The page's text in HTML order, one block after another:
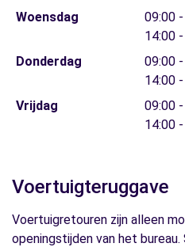
Woensdag
09:00
14:00
Donderdag
09:00
14:00
Vrijdag
09:00
14:00
Voertuigteruggave
Voertuigretouren zijn alleen
openingstijden van het